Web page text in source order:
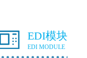
EDI模块
EDI MODULE